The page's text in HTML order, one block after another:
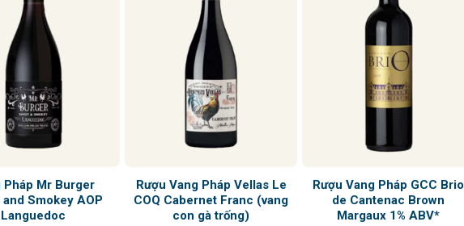
Pháp Mr Burger
Smokey AOP
Languedoc
Rượu Vang Pháp Vellas Le
COQ Cabernet Franc (vang
con gà trống)
Rượu Vang Pháp GCC Brio
de Cantenac Brown
Margaux 1% ABV*